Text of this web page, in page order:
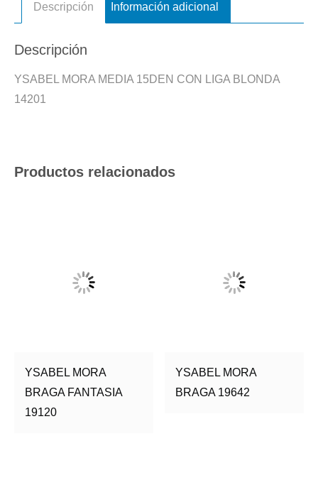
Descripción Información adicional
Descripción
YSABEL MORA MEDIA 15DEN CON LIGA BLONDA
14201
Productos relacionados
YSABEL MORA
BRAGA FANTASIA
19120
YSABEL MORA
BRAGA 19642